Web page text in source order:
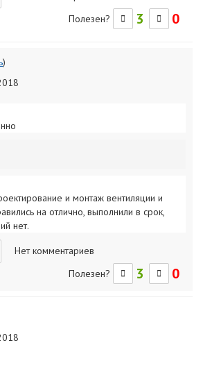
Полезен?
3 0
)
и монтаж вентиляции и
на отлично, выполнили в срок,
нет.
Нет комментариев
Полезен?
3 0